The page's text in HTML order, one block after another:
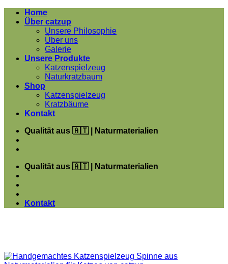
Zum
Inhalt
Home
Über catzup
Unsere Philosophie
Über uns
Galerie
Unsere Produkte
Katzenspielzeug
Naturkratzbaum
Shop
Katzenspielzeug
Kratzbäume
Kontakt
Qualität aus 🇦🇹 | Naturmaterialien
Qualität aus 🇦🇹 | Naturmaterialien
Kontakt